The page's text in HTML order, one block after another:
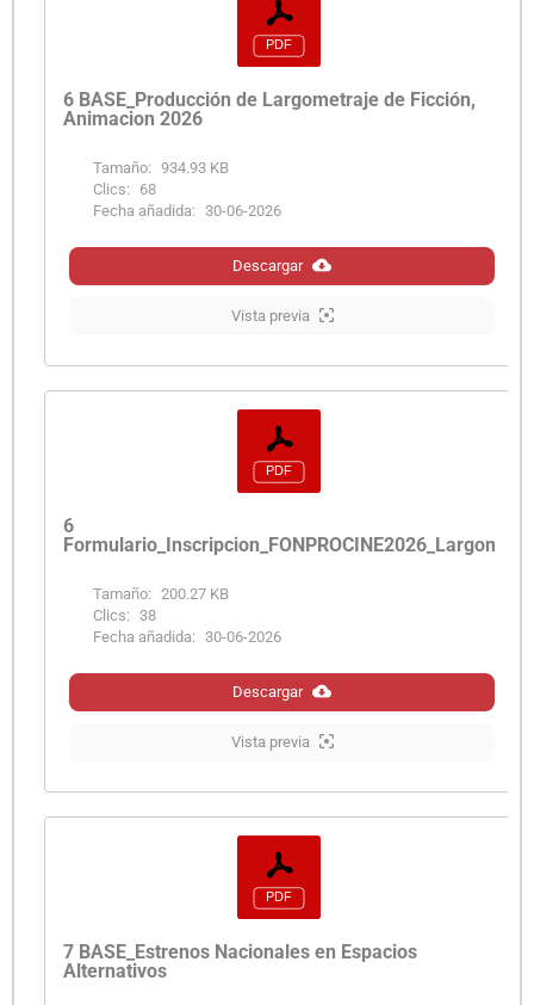
6 BASE_Producción de Largometraje de Ficción,
Animacion 2026
Tamaño: 934.93 KB
Clics:
68
Fecha añadida: 30-06-2026
Descargar
Vista previa
6
Tamaño: 200.27 KB
Clics: 38
Fecha añadida: 30-06-2026
Descargar
Vista previa
7 BASE_Estrenos Nacionales en Espacios
Alternativos